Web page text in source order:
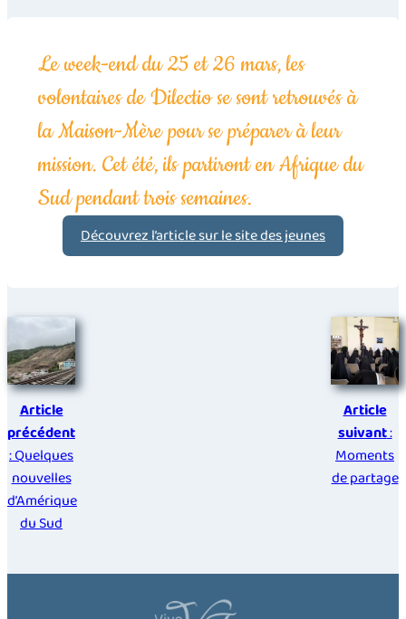
Le week-end du 25 et 26 mars, les
volontaires de Dilectio se sont retrouvés à
la Maison-Mère pour se préparer à leur
mission. Cet été, ils partiront en Afrique du
Sud pendant trois semaines.
Découvrez l’article sur le site des jeunes
Article
précédent
: Quelques
nouvelles
d’Amérique
du Sud
Article
suivant:
Moments
de partage